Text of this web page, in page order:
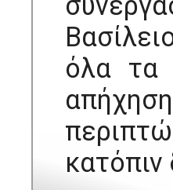
όλα τα